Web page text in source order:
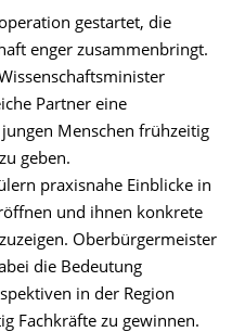
gestartet, die
enger zusammenbringt.
Partner eine
Menschen frühzeitig
geben.
praxisnahe Einblicke in
und ihnen konkrete
Oberbürgermeister
die Bedeutung
in der Region
Fachkräfte zu gewinnen.